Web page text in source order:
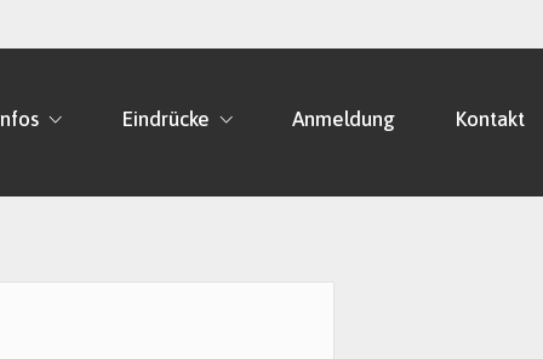
Eindrücke Anmeldung Kontakt